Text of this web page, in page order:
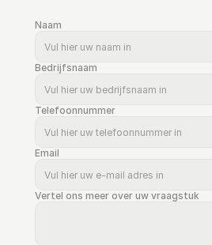
Naam
Bedrijfsnaam
Telefoonnummer
Email
Vertel ons meer over uw vraagstuk